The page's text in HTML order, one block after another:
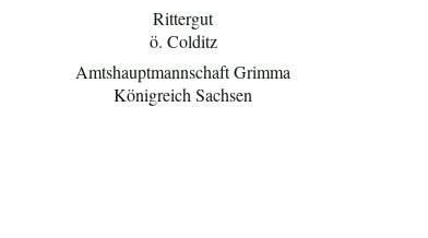
Rittergut
ö. Colditz
Amtshauptmannschaft Grimma
Königreich Sachsen